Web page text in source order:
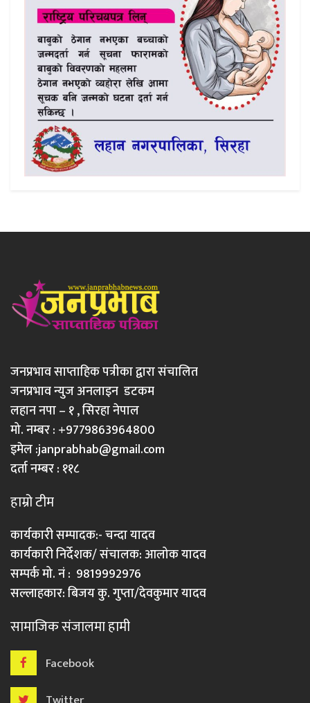
जनप्रभाव साप्ताहिक पत्रीका द्वारा संचालित
जनप्रभाव न्युज अनलाइन डटकम
लहान नपा – १ , सिरहा नेपाल
मो. नम्बर : +9779863964800
इमेल :janprabhab@gmail.com
दर्ता नम्बर : ११८
हाम्रो टीम
कार्यकारी सम्पादक:- चन्दा यादव
कार्यकारी निर्देशक/ संचालक: आलोक यादव
सम्पर्क मो. नं : 9819992976
सल्लाहकार: बिजय कु. गुप्ता/देवकुमार यादव
सामाजिक संजालमा हामी
Facebook